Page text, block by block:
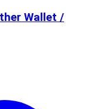
Wallet /